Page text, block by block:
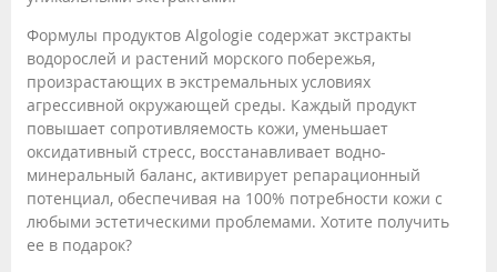
Формулы продуктов Algologie содержат экстракты
водорослей и растений морского побережья,
произрастающих в экстремальных условиях
агрессивной окружающей среды. Каждый продукт
повышает сопротивляемость кожи, уменьшает
оксидативный стресс, восстанавливает водно-
минеральный баланс, активирует репарационный
потенциал, обеспечивая на 100% потребности кожи с
любыми эстетическими проблемами. Хотите получить
ее в подарок?